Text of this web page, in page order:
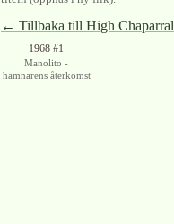
← Tillbaka till High Chaparral
1968 #1
Manolito -
hämnarens återkomst